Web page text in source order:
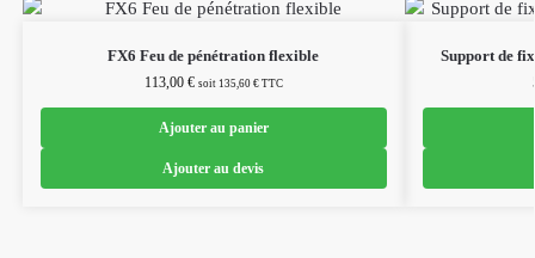
FX6 Feu de pénétration flexible
113,00 € soit 135,60 €TTC
Ajouter au panier
Ajouter au devis
Support de